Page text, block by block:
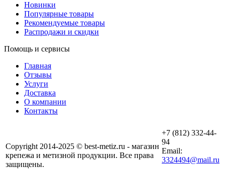
Новинки
Популярные товары
Рекомендуемые товары
Распродажи и скидки
Помощь и сервисы
Главная
Отзывы
Услуги
Доставка
О компании
Контакты
Copyright 2014-2025 © best-metiz.ru - магазин
крепежа и метизной продукции. Все права
защищены.
+7 (812) 332-44-
94
Email:
3324494@mail.ru